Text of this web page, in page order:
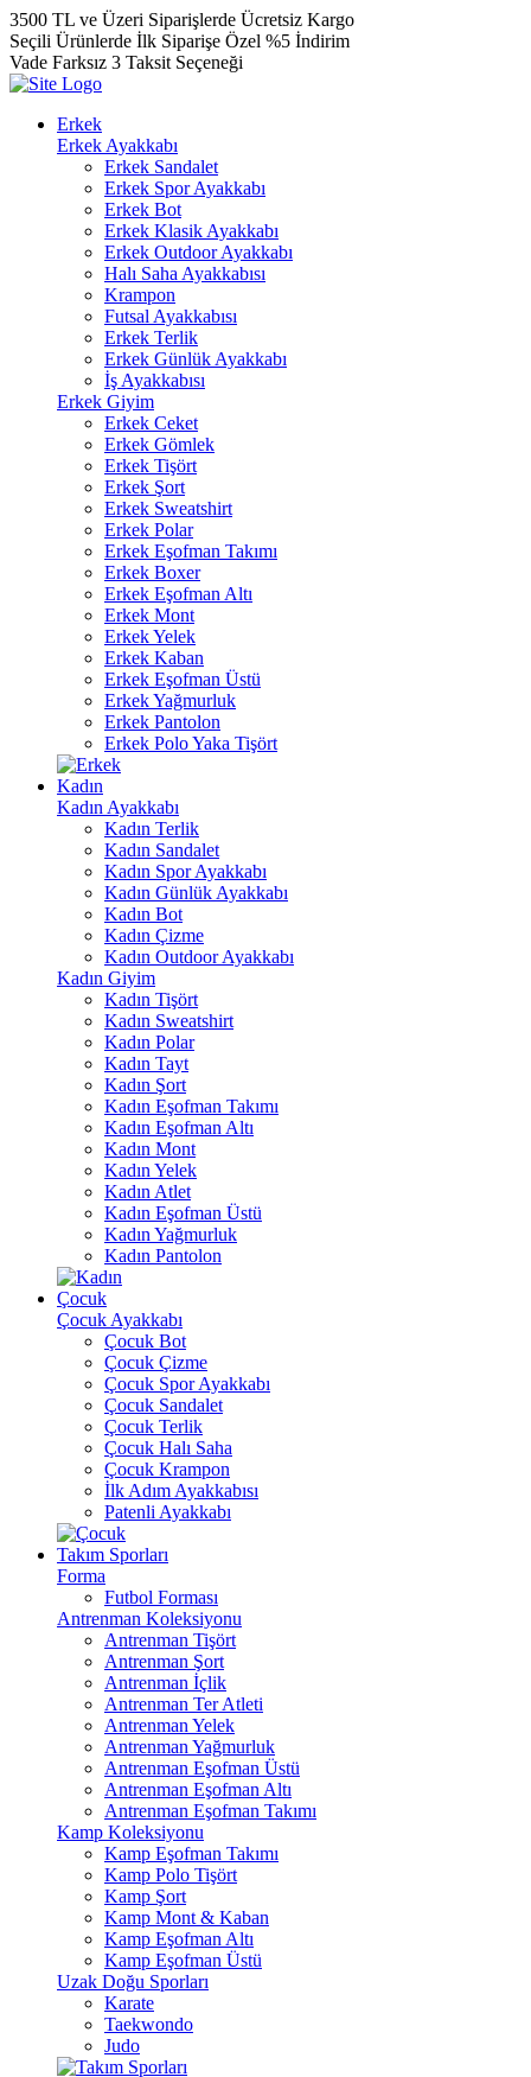
3500 TL ve Üzeri Siparişlerde Ücretsiz Kargo
Seçili Ürünlerde İlk Siparişe Özel %5 İndirim
Vade Farksız 3 Taksit Seçeneği
Erkek
Erkek Ayakkabı
Erkek Sandalet
Erkek Spor Ayakkabı
Erkek Bot
Erkek Klasik Ayakkabı
Erkek Outdoor Ayakkabı
Halı Saha Ayakkabısı
Krampon
Futsal Ayakkabısı
Erkek Terlik
Erkek Günlük Ayakkabı
İş Ayakkabısı
Erkek Giyim
Erkek Ceket
Erkek Gömlek
Erkek Tişört
Erkek Şort
Erkek Sweatshirt
Erkek Polar
Erkek Eşofman Takımı
Erkek Boxer
Erkek Eşofman Altı
Erkek Mont
Erkek Yelek
Erkek Kaban
Erkek Eşofman Üstü
Erkek Yağmurluk
Erkek Pantolon
Erkek Polo Yaka Tişört
Kadın
Kadın Ayakkabı
Kadın Terlik
Kadın Sandalet
Kadın Spor Ayakkabı
Kadın Günlük Ayakkabı
Kadın Bot
Kadın Çizme
Kadın Outdoor Ayakkabı
Kadın Giyim
Kadın Tişört
Kadın Sweatshirt
Kadın Polar
Kadın Tayt
Kadın Şort
Kadın Eşofman Takımı
Kadın Eşofman Altı
Kadın Mont
Kadın Yelek
Kadın Atlet
Kadın Eşofman Üstü
Kadın Yağmurluk
Kadın Pantolon
Çocuk
Çocuk Ayakkabı
Çocuk Bot
Çocuk Çizme
Çocuk Spor Ayakkabı
Çocuk Sandalet
Çocuk Terlik
Çocuk Halı Saha
Çocuk Krampon
İlk Adım Ayakkabısı
Patenli Ayakkabı
Takım Sporları
Forma
Futbol Forması
Antrenman Koleksiyonu
Antrenman Tişört
Antrenman Şort
Antrenman İçlik
Antrenman Ter Atleti
Antrenman Yelek
Antrenman Yağmurluk
Antrenman Eşofman Üstü
Antrenman Eşofman Altı
Antrenman Eşofman Takımı
Kamp Koleksiyonu
Kamp Eşofman Takımı
Kamp Polo Tişört
Kamp Şort
Kamp Mont & Kaban
Kamp Eşofman Altı
Kamp Eşofman Üstü
Uzak Doğu Sporları
Karate
Taekwondo
Judo